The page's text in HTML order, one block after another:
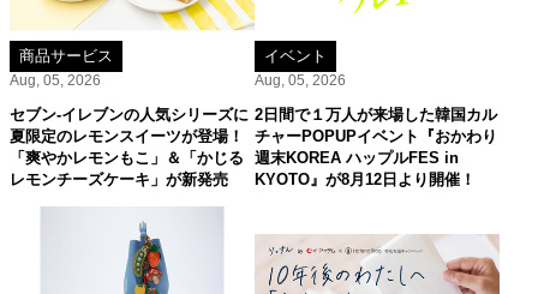
商品サービス
Aug, 05, 2026
セブン‐イレブンの人気シリーズに
夏限定のレモンスイーツが登場！
「爽やかレモンもこ」＆「かじる
レモンチーズケーキ」が新発売
イベント
Aug, 05, 2026
2日間で１万人が来場した韓国カル
チャーPOPUPイベント『おかわり
週末KOREA ハップルFES in
KYOTO』が8月12日より開催！